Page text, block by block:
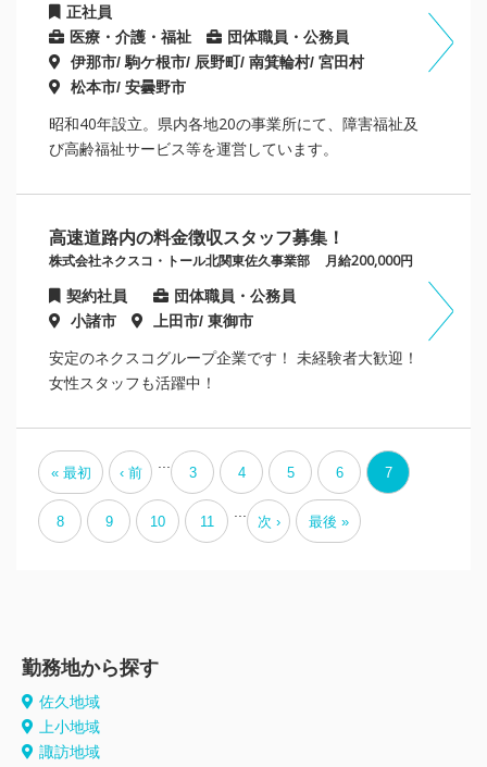
正社員
医療・介護・福祉
団体職員・公務員
伊那市/ 駒ケ根市/ 辰野町/ 南箕輪村/ 宮田村
松本市/ 安曇野市
昭和40年設立。県内各地20の事業所にて、障害福祉及
び高齢福祉サービス等を運営しています。
高速道路内の料金徴収スタッフ募集！
株式会社ネクスコ・トール北関東佐久事業部 月給200,000円
契約社員
団体職員・公務員
小諸市
上田市/ 東御市
安定のネクスコグループ企業です！ 未経験者大歓迎！
女性スタッフも活躍中！
« 最初 ‹ 前 3 4 5 6 7
8 9 10 11 次 › 最後 »
勤務地から探す
佐久地域
上小地域
諏訪地域